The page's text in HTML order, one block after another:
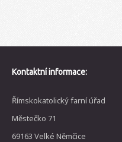
Kontaktní informace:
Římskokatolický farní úřad
Městečko 71
69163 Velké Němčice